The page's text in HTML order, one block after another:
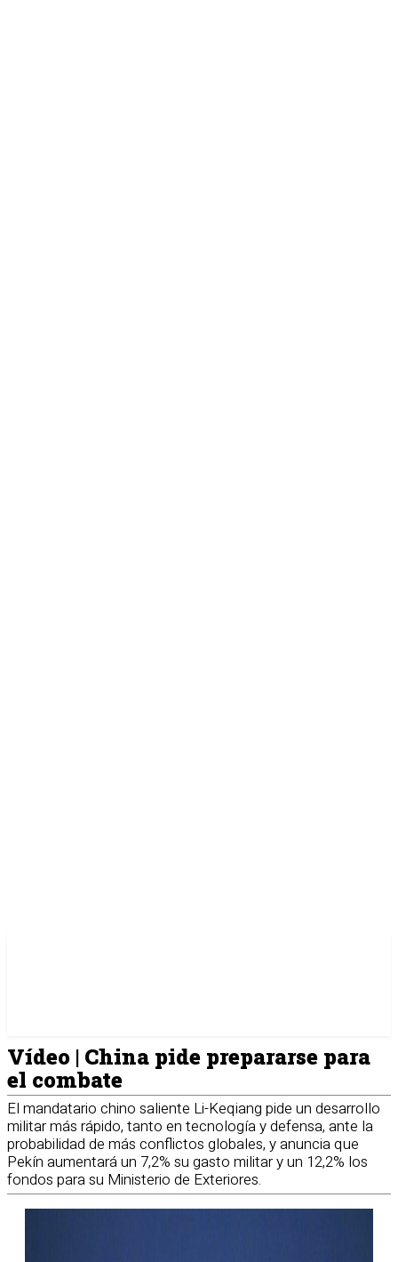
Vídeo | China pide prepararse para
el combate
El mandatario chino saliente Li-Keqiang pide un desarrollo
militar más rápido, tanto en tecnología y defensa, ante la
probabilidad de más conflictos globales, y anuncia que
Pekín aumentará un 7,2% su gasto militar y un 12,2% los
fondos para su Ministerio de Exteriores.